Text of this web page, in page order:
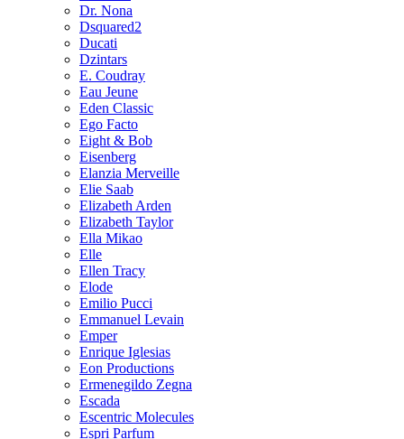
Dr. Nona
Dsquared2
Ducati
Dzintars
E. Coudray
Eau Jeune
Eden Classic
Ego Facto
Eight & Bob
Eisenberg
Elanzia Merveille
Elie Saab
Elizabeth Arden
Elizabeth Taylor
Ella Mikao
Elle
Ellen Tracy
Elode
Emilio Pucci
Emmanuel Levain
Emper
Enrique Iglesias
Eon Productions
Ermenegildo Zegna
Escada
Escentric Molecules
Espri Parfum